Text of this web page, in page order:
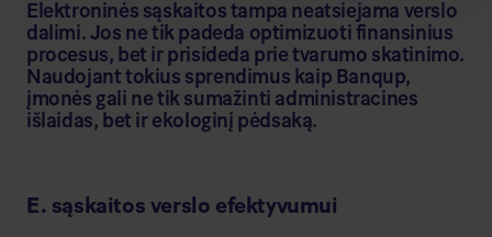
Elektroninės sąskaitos tampa neatsiejama verslo
dalimi. Jos ne tik padeda optimizuoti finansinius
procesus, bet ir prisideda prie tvarumo skatinimo.
Naudojant tokius sprendimus kaip Banqup,
įmonės gali ne tik sumažinti administracines
išlaidas, bet ir ekologinį pėdsaką.
E. sąskaitos verslo efektyvumui